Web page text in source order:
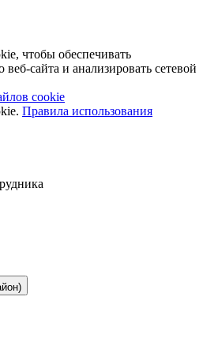
чтобы обеспечивать
сайта и анализировать сетевой
cookie
Правила использования